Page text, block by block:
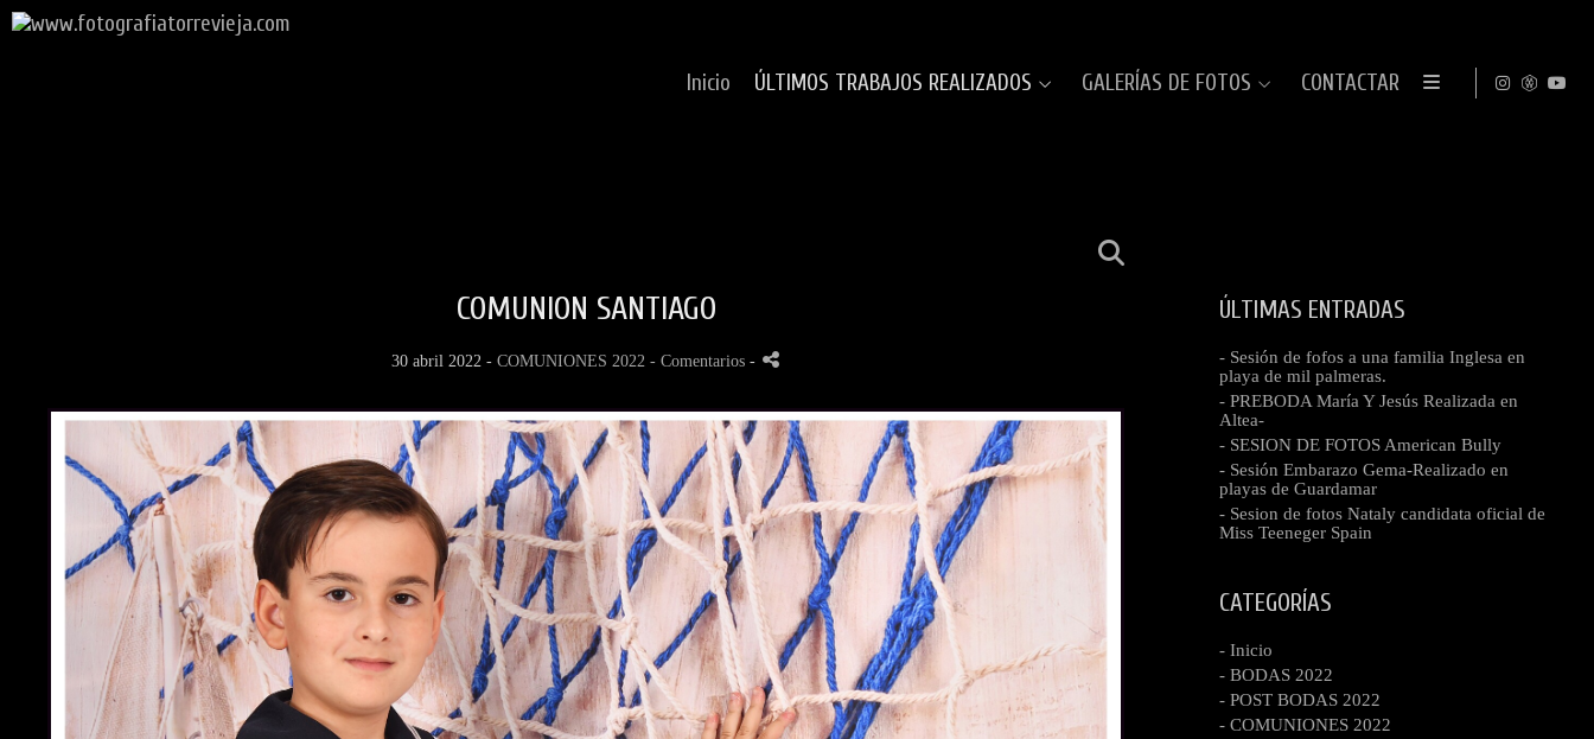
Inicio ÚLTIMOS TRABAJOS REALIZADOS GALERÍAS DE FOTOS CONTACTAR
COMUNION SANTIAGO
30 abril 2022 - COMUNIONES 2022 - Comentarios -
ÚLTIMAS ENTRADAS
- Sesión de fofos a una familia Inglesa en
playa de mil palmeras.
- PREBODA María Y Jesús Realizada en
Altea-
- SESION DE FOTOS American Bully
- Sesión Embarazo Gema-Realizado en
playas de Guardamar
- Sesion de fotos Nataly candidata oficial de
Miss Teeneger Spain
CATEGORÍAS
- Inicio
- BODAS 2022
- POST BODAS 2022
- COMUNIONES 2022